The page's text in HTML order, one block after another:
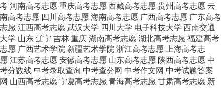
考 河南高考志愿 重庆高考志愿 西藏高考志愿 贵州高考志愿 云
南高考志愿 四川高考志愿 海南高考志愿 广西高考志愿 广东高考
志愿 江西高考志愿 武汉大学 四川大学 电子科技大学 西南交通
大学 山东 辽宁 吉林 重庆 湖南高考志愿 湖北高考志愿 福建高考
志愿 广西艺术学院 新疆艺术学院 浙江高考志愿
上海高考志
愿 江苏高考志愿 安徽高考志愿 山东高考志愿 陕西高考志愿 中
考分数线 中考录取查询 中考查分网 中考作文网 中考试题答案
网 山西高考志愿 宁夏高考志愿 青海高考志愿 甘肃高考志愿 新